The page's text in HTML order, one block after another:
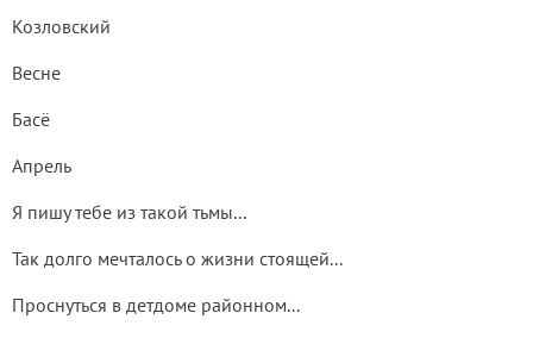
Козловский
Весне
Басё
Апрель
Я пишу тебе из такой тьмы...
Так долго мечталось о жизни стоящей...
Проснуться в детдоме районном...